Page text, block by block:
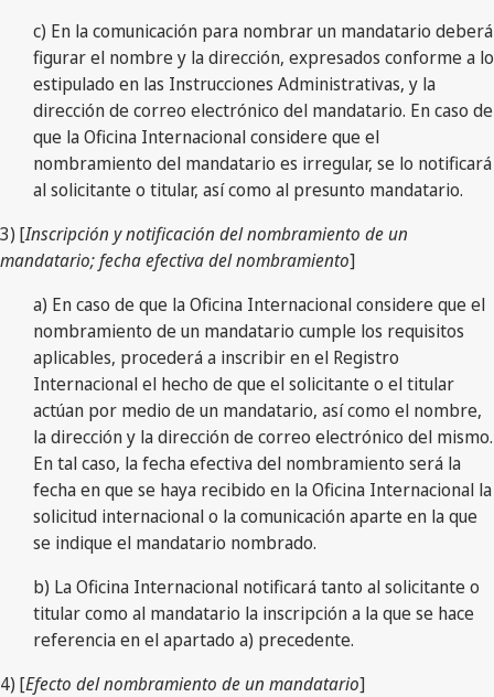
c) En la comunicación para nombrar un mandatario deberá
figurar el nombre y la dirección, expresados conforme a lo
estipulado en las Instrucciones Administrativas, y la
dirección de correo electrónico del mandatario. En caso de
que la Oficina Internacional considere que el
nombramiento del mandatario es irregular, se lo notificará
al solicitante o titular, así como al presunto mandatario.
3) [Inscripción y notificación del nombramiento de un
mandatario; fecha efectiva del nombramiento]
a) En caso de que la Oficina Internacional considere que el
nombramiento de un mandatario cumple los requisitos
aplicables, procederá a inscribir en el Registro
Internacional el hecho de que el solicitante o el titular
actúan por medio de un mandatario, así como el nombre,
la dirección y la dirección de correo electrónico del mismo.
En tal caso, la fecha efectiva del nombramiento será la
fecha en que se haya recibido en la Oficina Internacional la
solicitud internacional o la comunicación aparte en la que
se indique el mandatario nombrado.
b) La Oficina Internacional notificará tanto al solicitante o
titular como al mandatario la inscripción a la que se hace
referencia en el apartado a) precedente.
4) [Efecto del nombramiento de un mandatario]